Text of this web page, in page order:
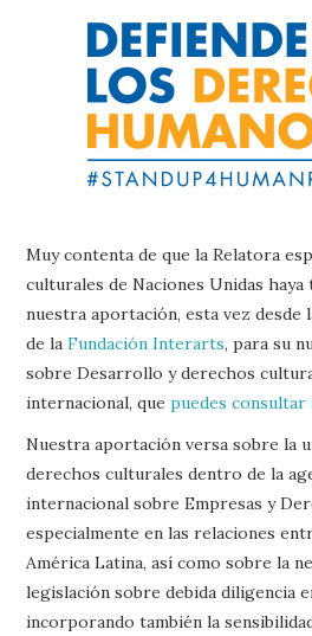
Muy contenta de que la Relatora
culturales de Naciones Unidas haya
nuestra aportación, esta vez desde
de laFundación Interarts, para su
sobre Desarrollo y derechos
internacional, quepuedes consultar
Nuestra aportación versa sobre la
derechos culturales dentro de la
internacional sobre Empresas y
especialmente en las relaciones
América Latina, así como sobre la
legislación sobre debida diligencia
incorporando también la